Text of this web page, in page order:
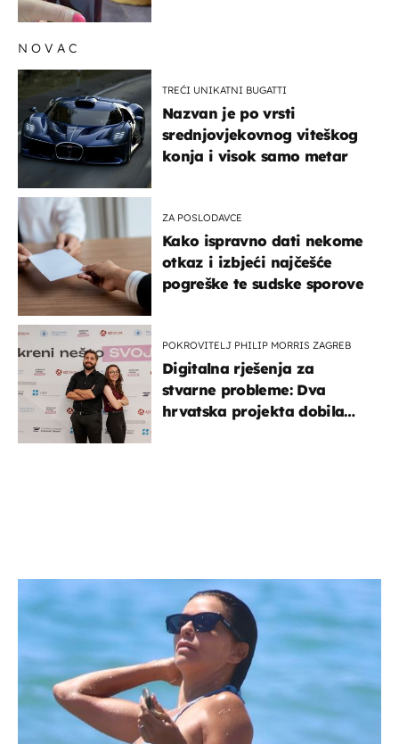
NOVAC
TREĆI UNIKATNI BUGATTI
Nazvan je po vrsti
srednjovjekovnog viteškog
konja i visok samo metar
ZA POSLODAVCE
Kako ispravno dati nekome
otkaz i izbjeći najčešće
pogreške te sudske sporove
POKROVITELJ PHILIP MORRIS ZAGREB
Digitalna rješenja za
stvarne probleme: Dva
hrvatska projekta dobila